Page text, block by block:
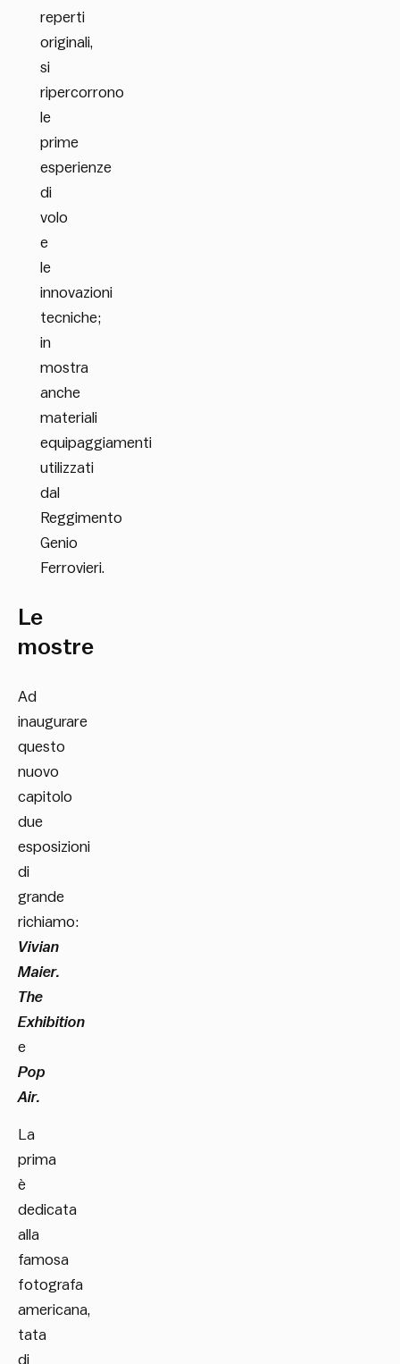
reperti
originali,
si
ripercorrono
le
prime
esperienze
di
volo
e
le
innovazioni
tecniche;
in
mostra
anche
materiali
equipaggiamenti
utilizzati
dal
Reggimento
Genio
Ferrovieri.
Le
mostre
Ad
inaugurare
questo
nuovo
capitolo
due
esposizioni
di
grande
richiamo:
Vivian
Maier.
The
Exhibition
e
Pop
Air.
La
prima
è
dedicata
alla
famosa
fotografa
americana,
tata
di